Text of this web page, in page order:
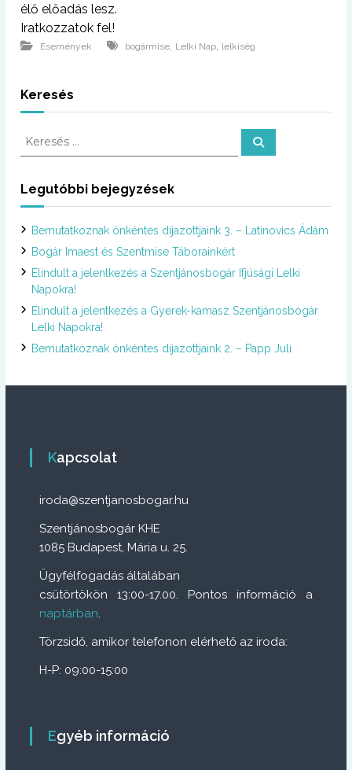
élő előadás lesz.
Iratkozzatok fel!
Események bogármise Lelki Nap lelkiség
Keresés
K
e
s
:
K
Legutóbbi bejegyzések
Bemutatkoznak önkéntes díjazottjaink 3. – Latinovics Ádám
Bogár Imaest és Szentmise Táborainkért
Elindult a jelentkezés a Szentjánosbogár Ifjúsági Lelki
Napokra!
Elindult a jelentkezés a Gyerek-kamasz Szentjánosbogár
Lelki Napokra!
Bemutatkoznak önkéntes díjazottjaink 2. – Papp Juli
Kapcsolat
iroda@szentjanosbogar.hu
Szentjánosbogár KHE
1085 Budapest, Mária u. 25.
Ügyfélfogadás általában
csütörtökön 13:00-17.00. Pontos információ a
naptárban.
Törzsidő, amikor telefonon elérhető az iroda:
H-P: 09:00-15:00
Egyéb információ